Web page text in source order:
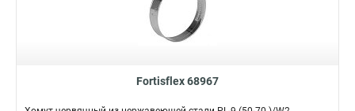
Fortisflex 68967